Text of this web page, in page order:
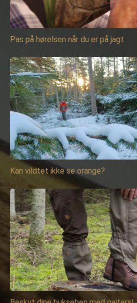
Pas på hørelsen når du er på jagt
Kan vildtet ikke se orange?